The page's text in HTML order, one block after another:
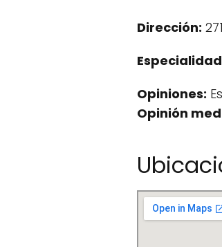
Dirección:
Opiniones:
Opinión